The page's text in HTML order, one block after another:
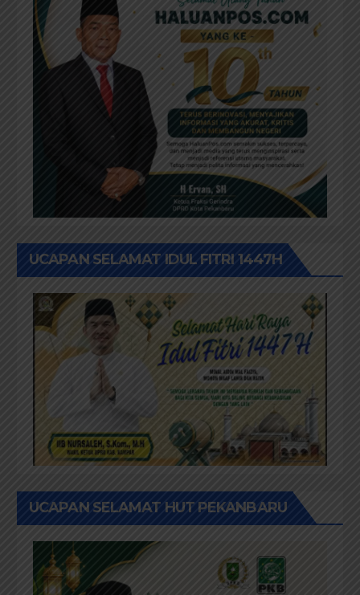
UCAPAN SELAMAT IDUL FITRI 1447H
UCAPAN SELAMAT HUT PEKANBARU